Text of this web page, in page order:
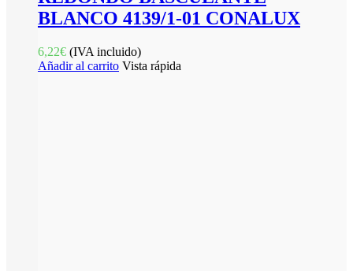
BLANCO 4139/1-01 CONALUX
6,22€ (IVA incluido)
Añadir al carrito Vista rápida